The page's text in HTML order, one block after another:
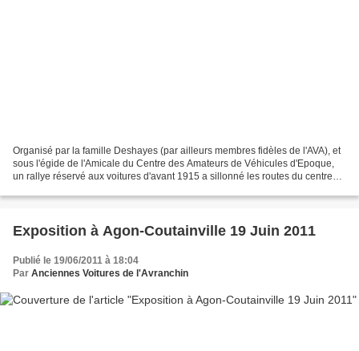
Organisé par la famille Deshayes (par ailleurs membres fidèles de l'AVA), et
sous l'égide de l'Amicale du Centre des Amateurs de Véhicules d'Epoque,
un rallye réservé aux voitures d'avant 1915 a sillonné les routes du centre
Exposition à Agon-Coutainville 19 Juin 2011
Publié le 19/06/2011 à 18:04
Par Anciennes Voitures de l'Avranchin